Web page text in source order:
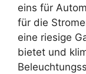
eins für
für die
eine riesige
bietet und